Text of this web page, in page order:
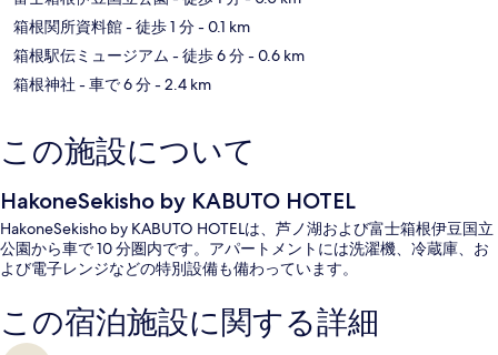
箱根関所資料館- 徒歩 1 分- 0.1 km
箱根駅伝ミュージアム - 徒歩 6 分- 0.6 km
箱根神社 - 車で 6 分- 2.4 km
この施設について
HakoneSekisho by KABUTO HOTEL
HakoneSekisho by KABUTO HOTELは、芦ノ湖および富士箱根伊豆国立
公園から車で 10 分圏内です。アパートメントには洗濯機、冷蔵庫、お
よび電子レンジなどの特別設備も備わっています。
この宿泊施設に関する詳細